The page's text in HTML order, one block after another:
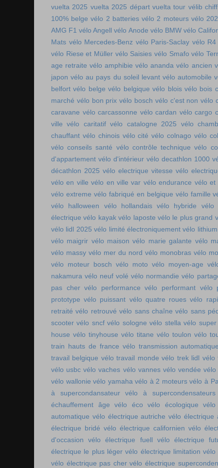
vuelta 2025 vuelta 2025 départ vuelta tour vélib
100% belge vélo 2 batteries vélo 2 moteurs vélo
AMG F1 vélo Angell vélo Anode vélo BMW vélo
Mats vélo Mercedes-Benz vélo Paris-Saclay vélo R4
vélo Riese et Müller vélo Saisies vélo Smafo vélo
age retraite vélo amphibie vélo ananda vélo ancien
japon vélo au pays du soleil levant vélo automobile
belfort vélo belge vélo belgique vélo blois vélo bois
marché vélo bon prix vélo bosch vélo c'est non vélo
caravane vélo carcassonne vélo cardan vélo cargo
ville vélo caritatif vélo catalogne 2025
vélo
chauffant vélo chinois vélo cité vélo colnago vélo
vélo conseils santé vélo contrôle technique vélo
d'appartement vélo d'intérieur vélo decathlon 1000
décathlon 2025 vélo electrique vitesse vélo
vélo en ville vélo en ville var vélo endurance vélo et
vélo extreme vélo fabriqué en belgique vélo famille
vélo halloween
vélo hollandais vélo hybride
vélo
électrique vélo kayak vélo laposte vélo le plus grand
vélo lidl 2025 vélo limité électroniquement vélo lithium
vélo maigrir vélo maison vélo marie galante vélo
vélo massy vélo mer du nord vélo monobras vélo
vélo moteur bosch vélo moto vélo moyen-age
nakamura vélo neuf volé vélo normandie vélo
pas cher vélo performance vélo performant vélo
prototype vélo puissant vélo quatre roues vélo
retraité vélo retrouvé vélo sans chaîne vélo sans
scooter vélo sncf vélo sologne vélo stella vélo
house vélo tinyhouse vélo titane vélo toulon vélo
train hauts de france vélo transmission
travail belgique vélo travail monde vélo trek lidl vélo
vélo usbc vélo vaches vélo vannes vélo vendée vélo
vélo wallonie vélo yamaha vélo à 2 moteurs vélo à
à supercondansateur
vélo à supercondensateurs
échauffement âge
vélo éco vélo écologique
automatique vélo électrique autriche vélo électrique
électrique bridé vélo électrique californien vélo
d'occasion
vélo électrique fuell
vélo électrique
électrique le plus léger vélo électrique limitation vélo
vélo électrique pas cher vélo électrique